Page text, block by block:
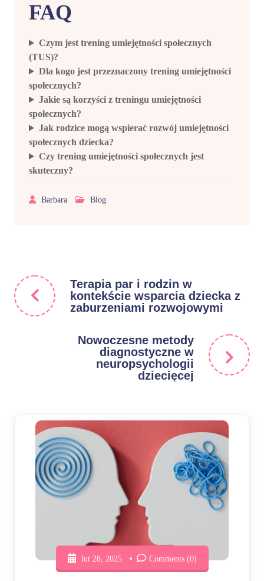
FAQ
Czym jest trening umiejętności społecznych
(TUS)?
Dla kogo jest przeznaczony trening umiejętności
społecznych?
Jakie są korzyści z treningu umiejętności
społecznych?
Jak rodzice mogą wspierać rozwój umiejętności
społecznych dziecka?
Czy trening umiejętności społecznych jest
skuteczny?
Barbara Blog
Terapia par i rodzin w
kontekście wsparcia dziecka z
zaburzeniami rozwojowymi
Nowoczesne metody
diagnostyczne w
neuropsychologii
dziecięcej
lut 28, 2025 Comments (0)